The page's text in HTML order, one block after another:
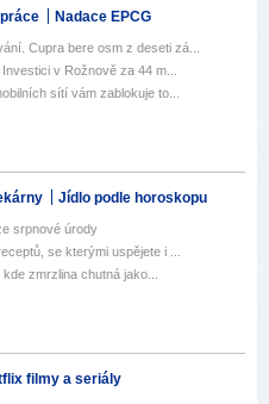
Nadace EPCG
Cupra bere osm z deseti zá...
v Rožnově za 44 m...
sítí vám zablokuje to...
Jídlo podle horoskopu
srpnové úrody
se kterými uspějete i ...
zmrzlina chutná jako...
filmy a seriály